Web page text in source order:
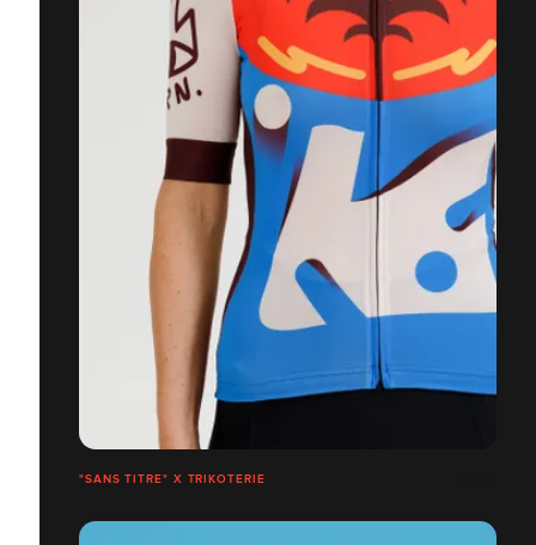
"SANS TITRE" X TRIKOTERIE